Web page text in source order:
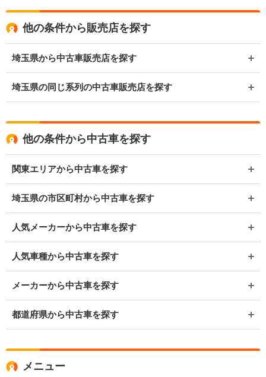
他の条件から販売店を探す
埼玉県から中古車販売店を探す
埼玉県の同じ系列の中古車販売店を探す
他の条件から中古車を探す
関東エリアから中古車を探す
埼玉県の市区町村から中古車を探す
人気メーカーから中古車を探す
人気車種から中古車を探す
メーカーから中古車を探す
都道府県から中古車を探す
メニュー